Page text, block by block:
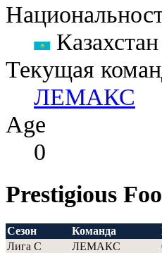
Казахстан
Текущая
ЛЕМАКС
Age
0
Prestigious
Сезон Команда
Лига С
ЛЕМАКС